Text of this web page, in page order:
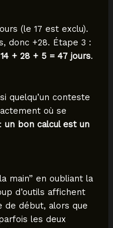
(le 17 est exclu).
donc +28. Étape 3 :
14 + 28 + 5 = 47 jours.
quelqu’un conteste
où se
un bon calcul est un
main” en oubliant la
d’outils affichent
de début, alors que
les deux